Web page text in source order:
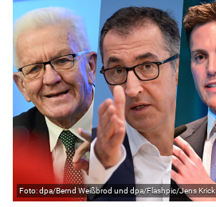
dpa/Bernd Weißbrod und dpa/Flashpic/Jens Krick